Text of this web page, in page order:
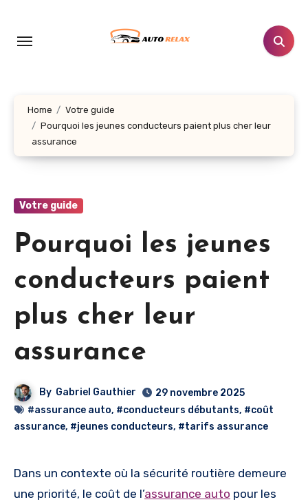
contenu
Home
Votre guide
Pourquoi les jeunes conducteurs paient plus cher leur
assurance
Votre guide
Pourquoi les jeunes
conducteurs paient
plus cher leur
assurance
By Gabriel Gauthier
29 novembre 2025
#assurance auto, #conducteurs débutants, #coût
assurance, #jeunes conducteurs, #tarifs assurance
Dans un contexte où la sécurité routière demeure
une priorité, le coût de l’assurance auto pour les